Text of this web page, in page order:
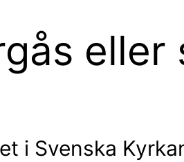
eller
i Svenska